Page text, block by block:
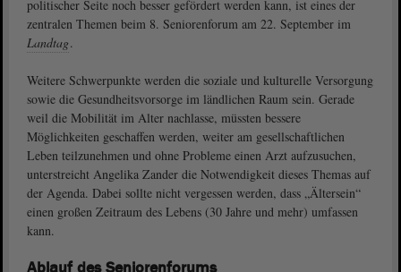
politischer Seite noch besser gefördert werden kann, ist eines der
zentralen Themen beim 8. Seniorenforum am 22. September im
Landtag.
Weitere Schwerpunkte werden die soziale und kulturelle Versorgung
sowie die Gesundheitsvorsorge im ländlichen Raum sein. Gerade
weil die Mobilität im Alter nachlasse, müssten bessere
Möglichkeiten geschaffen werden, weiter am gesellschaftlichen
Leben teilzunehmen und ohne Probleme einen Arzt aufzusuchen,
unterstreicht Angelika Zander die Notwendigkeit dieses Themas auf
der Agenda. Dabei sollte nicht vergessen werden, dass „Ältersein“
einen großen Zeitraum des Lebens (30 Jahre und mehr) umfassen
kann.